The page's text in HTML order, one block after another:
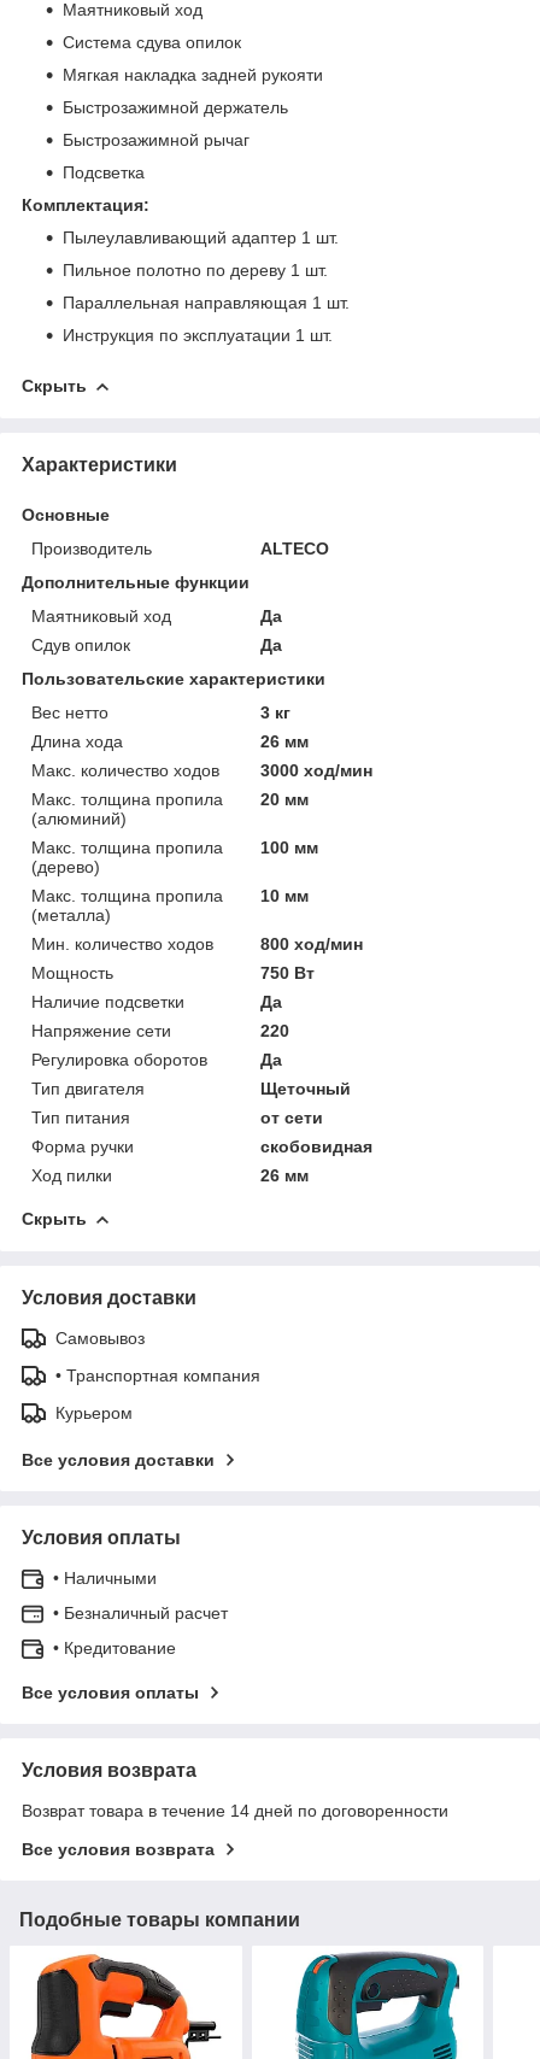
Маятниковый ход
Система сдува опилок
Мягкая накладка задней рукояти
Быстрозажимной держатель
Быстрозажимной рычаг
Подсветка
Комплектация:
Пылеулавливающий адаптер 1 шт.
Пильное полотно по дереву 1 шт.
Параллельная направляющая 1 шт.
Инструкция по эксплуатации 1 шт.
Скрыть
Характеристики
Основные
Производитель
ALTECO
Дополнительные функции
Маятниковый ход
Да
Сдув опилок
Да
Пользовательские характеристики
Вес нетто
3 кг
Длина хода
26 мм
Макс. количество ходов
3000 ход/мин
Макс. толщина пропила
(алюминий)
20 мм
Макс. толщина пропила
(дерево)
100 мм
Макс. толщина пропила
(металла)
10 мм
Мин. количество ходов
800 ход/мин
Мощность
750 Вт
Наличие подсветки
Да
Напряжение сети
220
Регулировка оборотов
Да
Тип двигателя
Щеточный
Тип питания
от сети
Форма ручки
скобовидная
Ход пилки
26 мм
Скрыть
Условия доставки
Самовывоз
• Транспортная компания
Курьером
Все условия доставки
Условия оплаты
• Наличными
• Безналичный расчет
• Кредитование
Все условия оплаты
Условия возврата
Возврат товара в течение 14 дней по договоренности
Все условия возврата
Подобные товары компании